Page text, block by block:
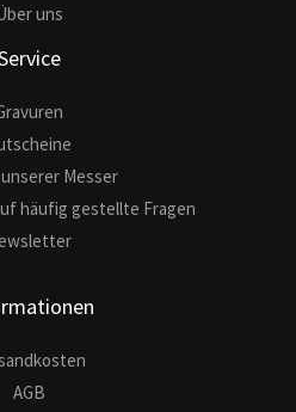
uns
Messer
häufig gestellte Fragen
AGB